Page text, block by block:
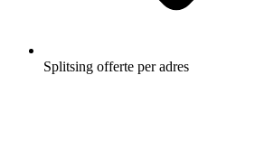
Splitsing offerte per adres